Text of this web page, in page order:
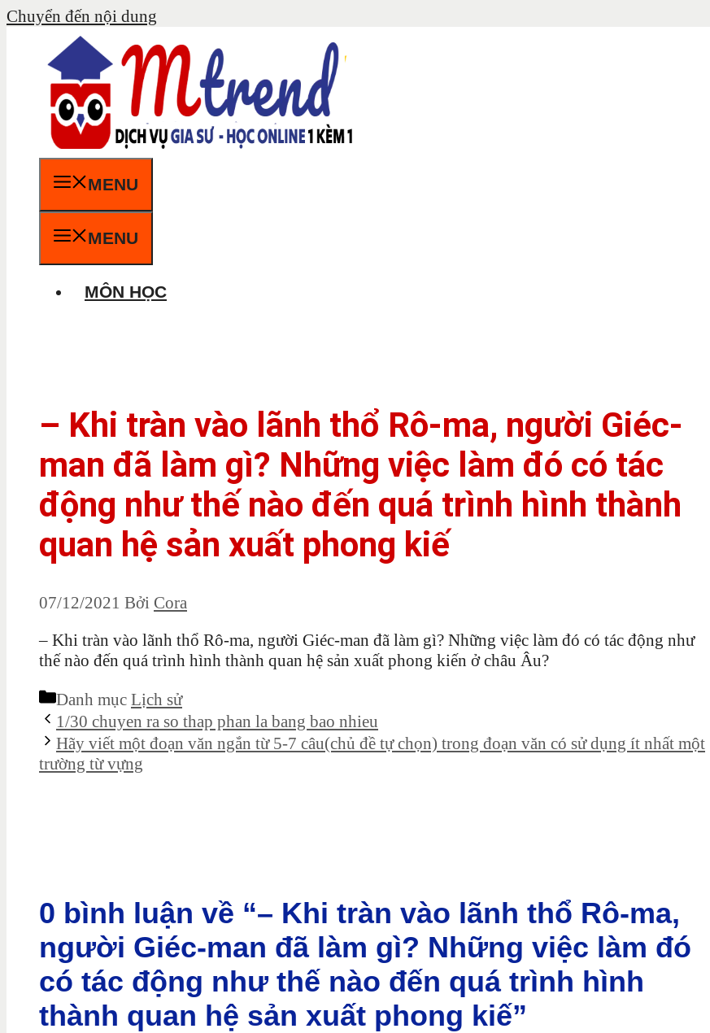
Chuyển đến nội dung
MENU
MENU
MÔN HỌC
– Khi tràn vào lãnh thổ Rô-ma, người Giéc-
man đã làm gì? Những việc làm đó có tác
động như thế nào đến quá trình hình thành
quan hệ sản xuất phong kiế
07/12/2021 Bởi Cora
– Khi tràn vào lãnh thổ Rô-ma, người Giéc-man đã làm gì? Những việc làm đó có tác động như
thế nào đến quá trình hình thành quan hệ sản xuất phong kiến ở châu Âu?
Danh mục Lịch sử
1/30 chuyen ra so thap phan la bang bao nhieu
Hãy viết một đoạn văn ngắn từ 5-7 câu(chủ đề tự chọn) trong đoạn văn có sử dụng ít nhất một
trường từ vựng
0 bình luận về “– Khi tràn vào lãnh thổ Rô-ma,
người Giéc-man đã làm gì? Những việc làm đó
có tác động như thế nào đến quá trình hình
thành quan hệ sản xuất phong kiế”